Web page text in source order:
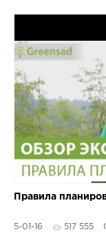
Правила
5-01-16 517 555